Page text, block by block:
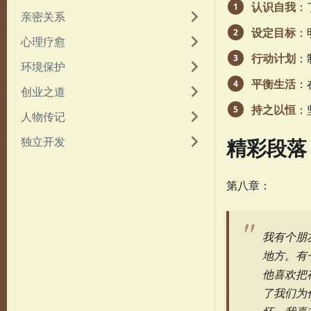
亲密关系
心理疗愈
环境保护
创业之道
人物传记
独立开发
认识自我
设定目标
行动计划
平衡生活
持之以恒
精彩段落
第八章：
我有个朋
地方。有
他喜欢把
了我们